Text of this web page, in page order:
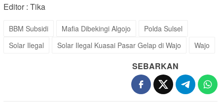
Editor : Tika
BBM Subsidi Mafia Dibekingi Algojo
Polda Sulsel
Solar Ilegal
Solar Ilegal Kuasai Pasar Gelap di Wajo Wajo
SEBARKAN